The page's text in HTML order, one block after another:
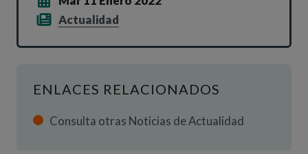
Actualidad
ENLACES RELACIONADOS
Consulta otras Noticias de Actualidad